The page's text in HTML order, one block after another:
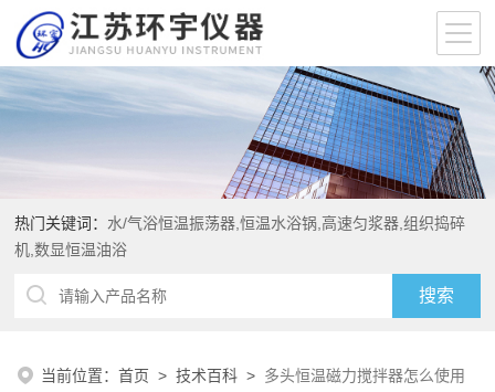
热门关键词： 水/气浴恒温振荡器,恒温水浴锅,高速匀浆器,组织捣碎
机,数显恒温油浴
当前位置：首页 >技术百科 > 多头恒温磁力搅拌器怎么使用